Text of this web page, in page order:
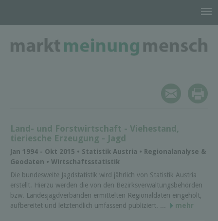
Land- und Forstwirtschaft - Viehestand,
tieriesche Erzeugung - Jagd
Jan 1994 - Okt 2015 • Statistik Austria • Regionalanalyse &
Geodaten • Wirtschaftsstatistik
Die bundesweite Jagdstatistik wird jährlich von Statistik Austria
erstellt. Hierzu werden die von den Bezirksverwaltungsbehörden
bzw. Landesjagdverbänden ermittelten Regionaldaten eingeholt,
aufbereitet und letztendlich umfassend publiziert. ...
mehr